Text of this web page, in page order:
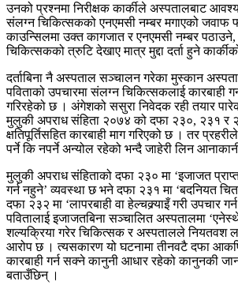
उनको प्रश्नमा निरीक्षक कार्कीले अस्पतालबाट
संलग्न चिकित्सकको एनएमसी नम्बर मगाएको जवाफ
काउन्सिलमा उक्त कागजात र एनएमसी नम्बर
चिकित्सकको त्रुटि देखाए मात्र मुद्दा दर्ता हुने
दर्ताबिना नै अस्पताल सञ्चालन गरेका मुस्कान
पविताको उपचारमा संलग्न चिकित्सकलाई कारबाही
गरिरहेको छ । अंगेशको ससुरा निवेदक रही तयार
मुलुकी अपराध संहिता २०७४ को दफा २३०, २३१
क्षतिपूर्तिसहित कारबाही माग गरिएको छ । तर
पर्ने कि नपर्ने अन्योल रहेको भन्दै जाहेरी लिन
मुलुकी अपराध संहिताको दफा २३० मा ‘इजाजत
गर्न नहुने’ व्यवस्था छ भने दफा २३१ मा ‘बदनियत
दफा २३२ मा ‘लापरबाही वा हेल्चक्र्याइँ गरी उपचार
पवितालाई इजाजतबिना सञ्चालित अस्पतालमा
शल्यक्रिया गरेर चिकित्सक र अस्पतालले नियतवश
आरोप छ । त्यसकारण यो घटनामा तीनवटै दफा
कारबाही गर्न सक्ने कानुनी आधार रहेको कानुनकी
बताउँछिन् ।